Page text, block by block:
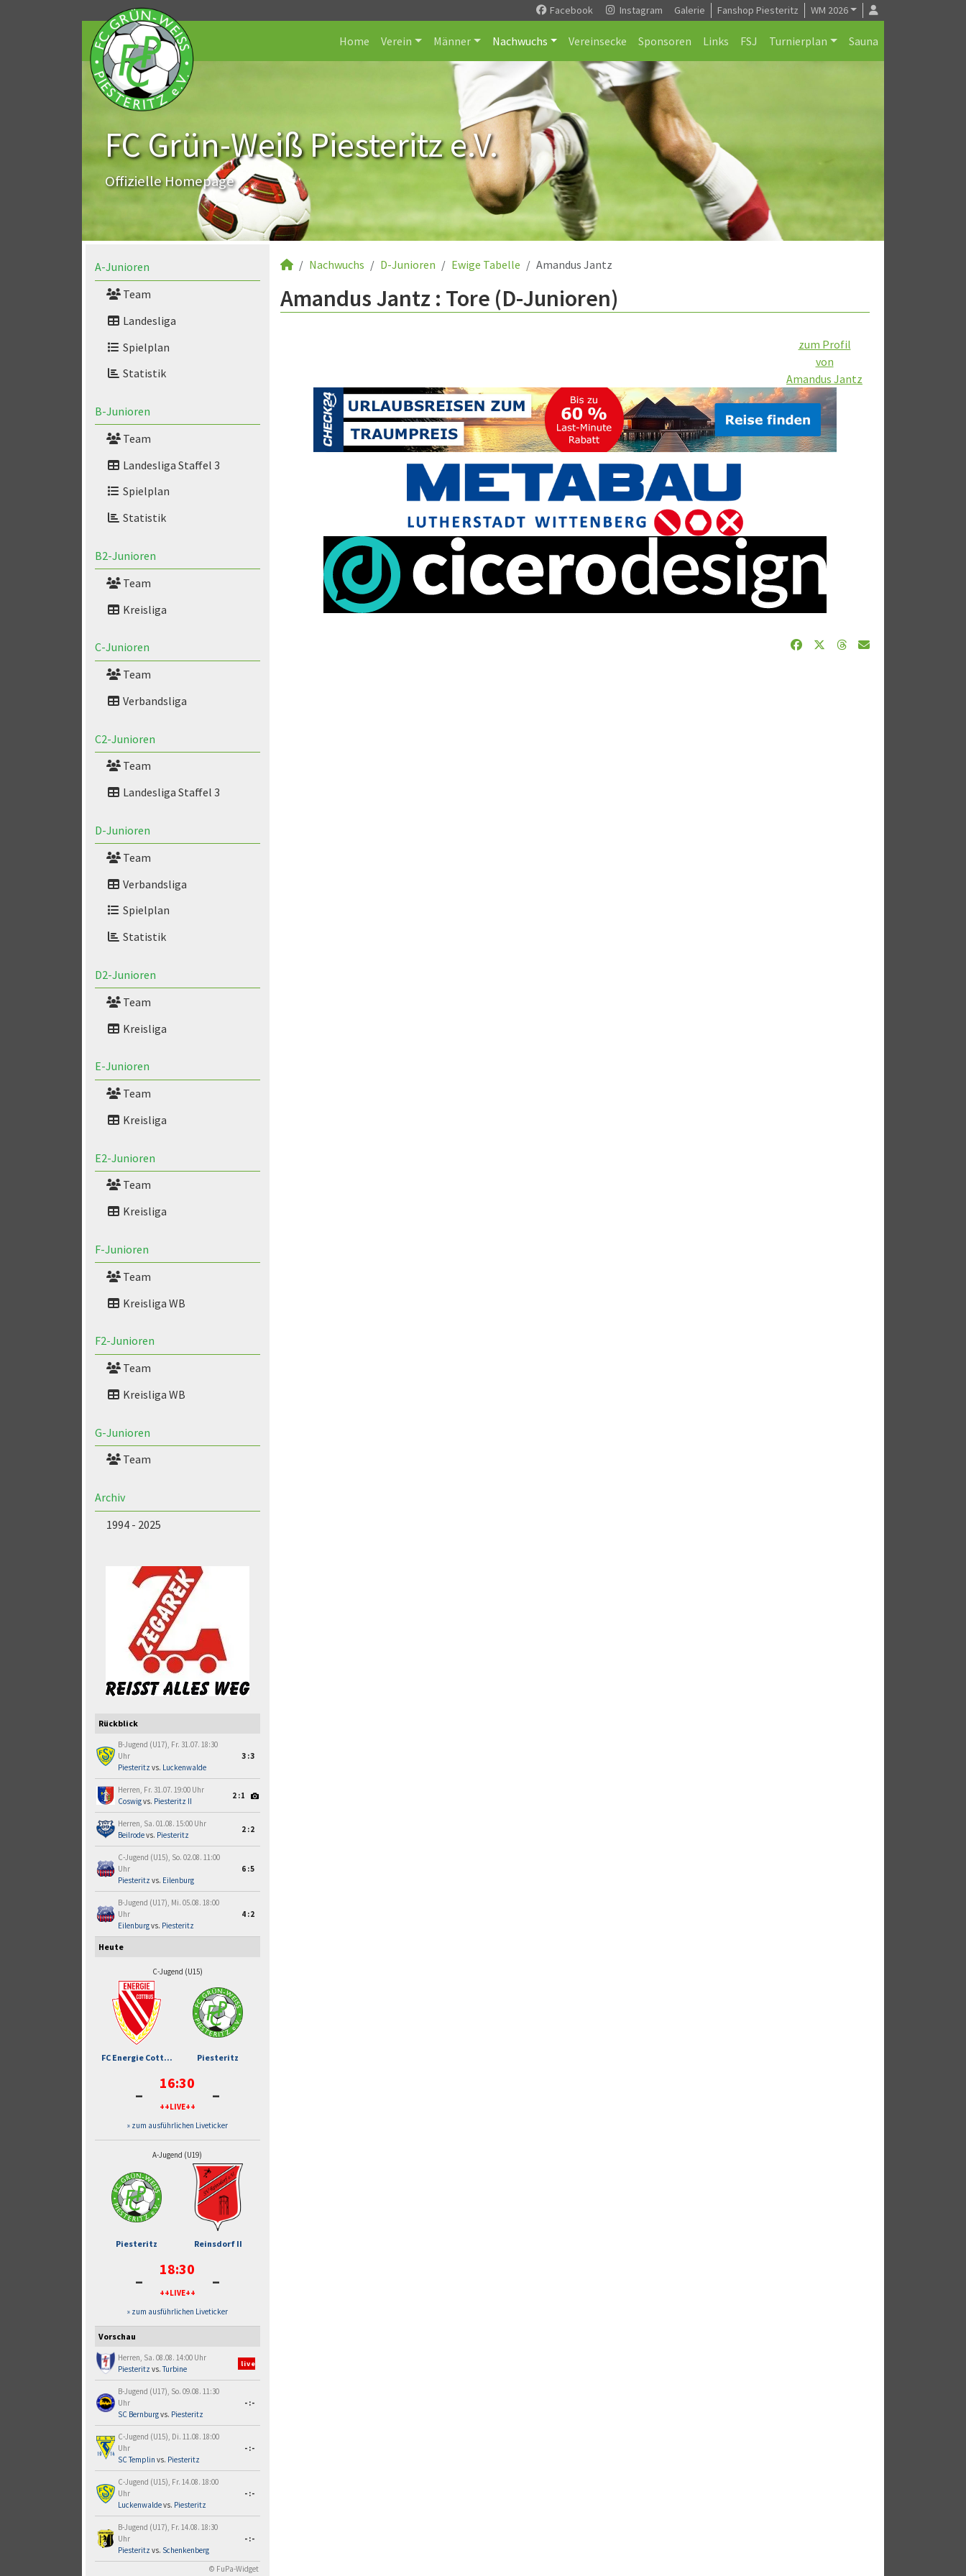
Facebook Instagram Galerie Fanshop Piesteritz WM 2026
Home Verein Männer Nachwuchs Vereinsecke Sponsoren Links FSJ Turnierplan Sauna
FC Grün-Weiß Piesteritz e.V.
Offizielle Homepage
A-Junioren
Team
Landesliga
Spielplan
Statistik
B-Junioren
Team
Landesliga Staffel 3
Spielplan
Statistik
B2-Junioren
Team
Kreisliga
C-Junioren
Team
Verbandsliga
C2-Junioren
Team
Landesliga Staffel 3
D-Junioren
Team
Verbandsliga
Spielplan
Statistik
D2-Junioren
Team
Kreisliga
E-Junioren
Team
Kreisliga
E2-Junioren
Team
Kreisliga
F-Junioren
Team
Kreisliga WB
F2-Junioren
Team
Kreisliga WB
G-Junioren
Team
Archiv
1994 - 2025
Rückblick
B-Jugend (U17), Fr. 31.07. 18:30
Uhr
Piesteritz vs. Luckenwalde
3:3
Herren, Fr. 31.07. 19:00 Uhr
Coswigvs. Piesteritz II
2:1
Herren, Sa. 01.08. 15:00 Uhr
Beilrodevs. Piesteritz
2:2
C-Jugend (U15), So. 02.08. 11:00
Uhr
Piesteritz vs. Eilenburg
6:5
B-Jugend (U17), Mi. 05.08. 18:00
Uhr
Eilenburgvs. Piesteritz
4:2
Heute
C-Jugend (U15)
FC Energie Cott... Piesteritz
- 16:30
++LIVE++ -
» zum ausführlichen Liveticker
A-Jugend (U19)
Piesteritz Reinsdorf II
- 18:30
++LIVE++ -
» zum ausführlichen Liveticker
Vorschau
Herren, Sa. 08.08. 14:00 Uhr
Piesteritz vs.Turbine
live
B-Jugend (U17), So. 09.08. 11:30
Uhr
SC Bernburgvs. Piesteritz
-:-
C-Jugend (U15), Di. 11.08. 18:00
Uhr
SC Templin vs. Piesteritz
-:-
C-Jugend (U15), Fr. 14.08. 18:00
Uhr
Luckenwaldevs. Piesteritz
-:-
B-Jugend (U17), Fr. 14.08. 18:30
Uhr
Piesteritz vs. Schenkenberg
-:-
© FuPa-Widget
Nachwuchs D-Junioren Ewige Tabelle Amandus Jantz
Amandus Jantz : Tore (D-Junioren)
zum Profil
von
Amandus Jantz